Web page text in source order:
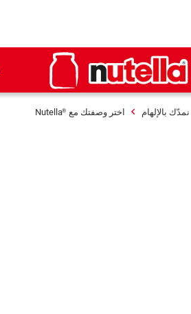
نمدّك بالإلهام اختر وصفتك مع ®
Nutella